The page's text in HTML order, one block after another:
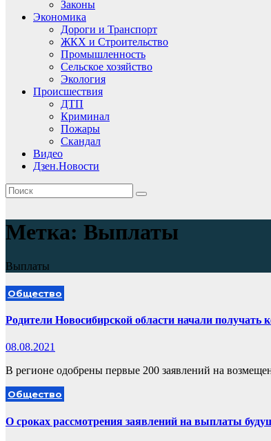
Законы
Экономика
Дороги и Транспорт
ЖКХ и Строительство
Промышленность
Сельское хозяйство
Экология
Происшествия
ДТП
Криминал
Пожары
Скандал
Видео
Дзен.Новости
Метка: Выплаты
Выплаты
Общество
Родители Новосибирской области начали получать
08.08.2021
В регионе одобрены первые 200 заявлений на
Общество
О сроках рассмотрения заявлений на выплаты